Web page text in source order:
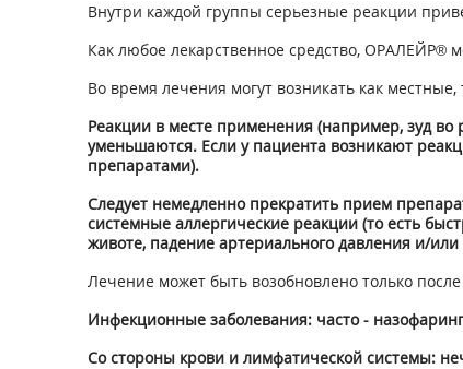
Внутри каждой группы серьезные реакции
Как любое лекарственное средство, ОРАЛЕЙР®
Во время лечения могут возникать как
Реакции в месте применения (например, зуд
уменьшаются. Если у пациента возникают
препаратами).
Следует немедленно прекратить прием
системные аллергические реакции (то есть
животе, падение артериального давления и/
Лечение может быть возобновлено только
Инфекционные заболевания: часто -
Со стороны крови и лимфатической системы: